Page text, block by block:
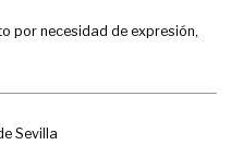
por necesidad de expresión,
Sevilla